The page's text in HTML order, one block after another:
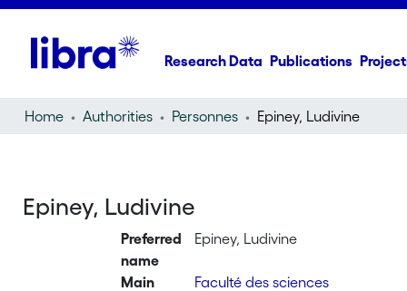
Research Data Publications
Home Authorities Personnes Epiney, Ludivine
Epiney, Ludivine
Preferred
name
Epiney, Ludivine
Main
Faculté des sciences